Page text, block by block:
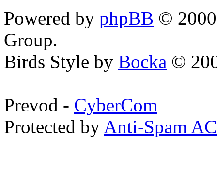
Powered by phpBB ©
Group.
Birds Style by Bocka ©
Prevod - CyberCom
Protected by Anti-Spam